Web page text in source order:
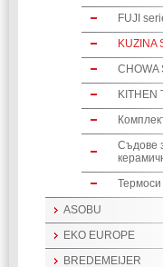
FUJI
KUZINA
CHOWA
KITHEN
Съдове
Термоси
ASOBU
EKO EUROPE
BREDEMEIJER